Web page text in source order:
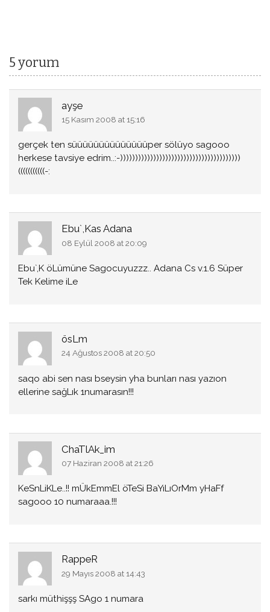
5 yorum
ayşe
15 Kasım 2008 at 15:16
gerçek ten süüüüüüüüüüüüüüper sölüyo sagooo
herkese tavsiye edrim..:-))))))))))))))))))))))))))))))))))))))))
(((((((((((-:
Ebu`,Kas Adana
08 Eylül 2008 at 20:09
Ebu`,K öLümüne Sagocuyuzzz.. Adana Cs v.1.6 Süper
Tek Kelime iLe
ösLm
24 Ağustos 2008 at 20:50
saqo abi sen nası bseysin yha bunları nası yazıon
ellerine sağLık 1numarasın!!!
ChaTlAk_im
07 Haziran 2008 at 21:26
KeSnLiKLe..!! mÜkEmmEl öTeSi BaYıLıOrMm yHaFf
sagooo 10 numaraaa.!!!
RappeR
29 Mayıs 2008 at 14:43
sarkı müthişşş SAgo 1 numara